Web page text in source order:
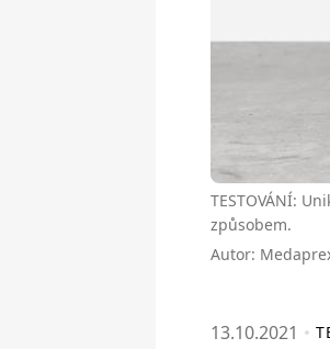
TESTOVÁNÍ:
způsobem.
Autor:
13.10.2021